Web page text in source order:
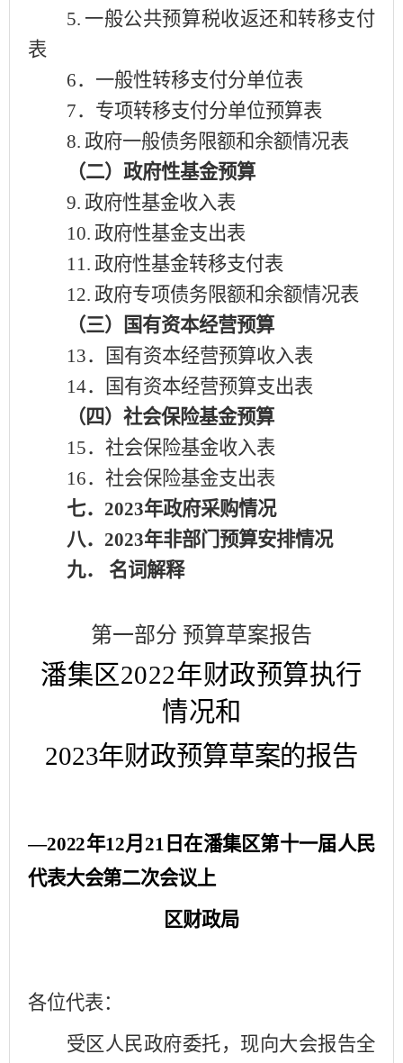
5. 一般公共预算税收返还和转移支付
表
6．一般性转移支付分单位表
7．专项转移支付分单位预算表
8. 政府一般债务限额和余额情况表
（二）政府性基金预算
9. 政府性基金收入表
10. 政府性基金支出表
11. 政府性基金转移支付表
12. 政府专项债务限额和余额情况表
（三）国有资本经营预算
13．国有资本经营预算收入表
14．国有资本经营预算支出表
（四）社会保险基金预算
15．社会保险基金收入表
16．社会保险基金支出表
七． 2023年政府采购情况
八． 2023年非部门预算安排情况
九．
名词解释
第一部分 预算草案报告
潘集区2022年财政预算执行
情况和
2023年财政预算草案的报告
—2022年12月 21 日在潘集区第十一届人民
代表大会第二次会议上
区财政局
各位代表：
受区人民政府委托，现向大会报告全